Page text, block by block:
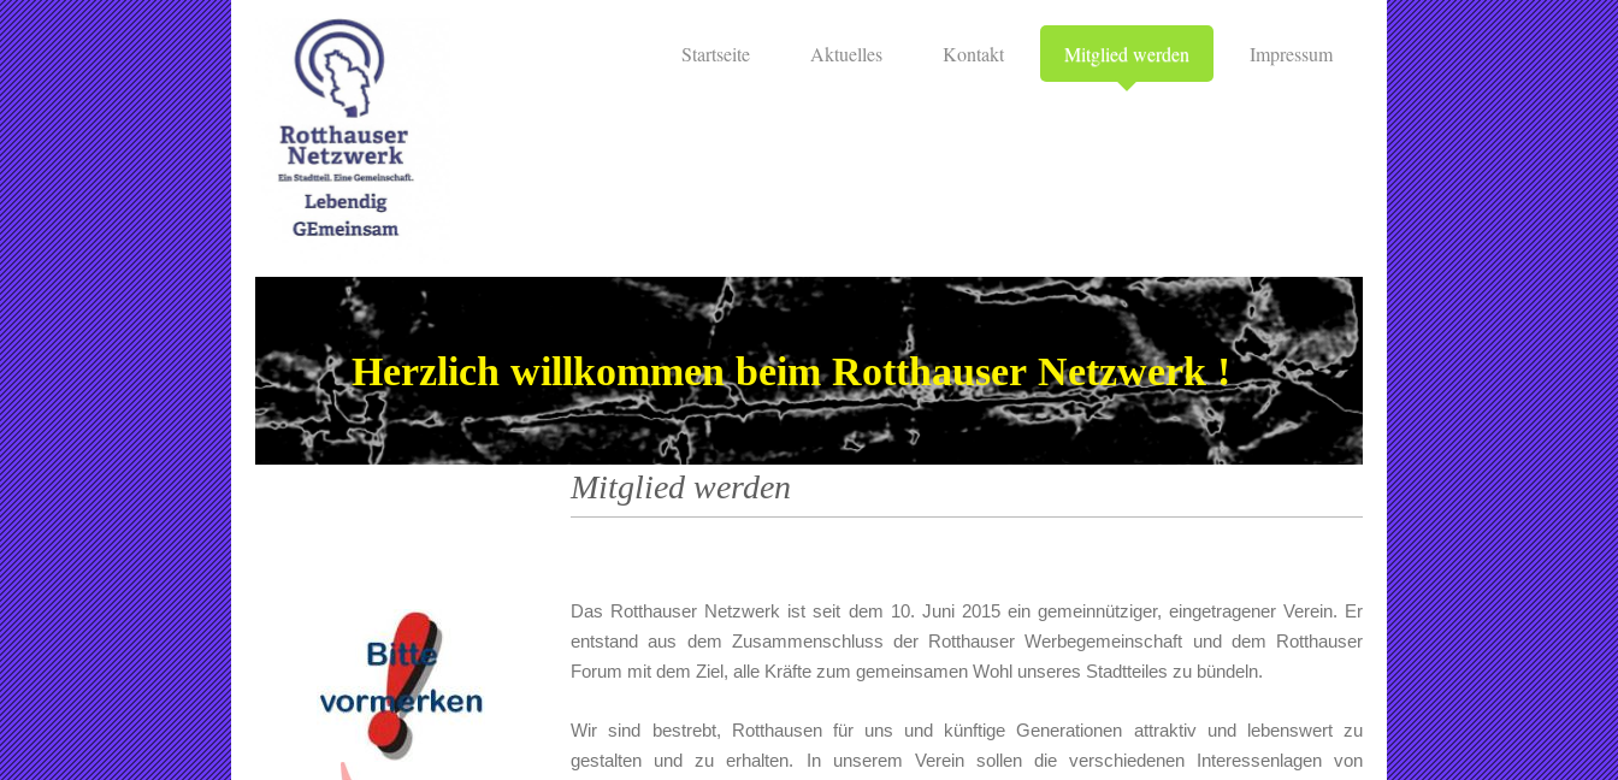
Startseite Aktuelles Kontakt Mitglied werden Impressum
Herzlich willkommen beim Rotthauser Netzwerk !
Mitglied werden
Das Rotthauser Netzwerk ist seit dem 10. Juni 2015 ein gemeinnütziger, eingetragener Verein. Er
entstand aus dem Zusammenschluss der Rotthauser Werbegemeinschaft und dem Rotthauser
Forum mit dem Ziel, alle Kräfte zum gemeinsamen Wohl unseres Stadtteiles zu bündeln.
Wir sind bestrebt, Rotthausen für uns und künftige Generationen attraktiv und lebenswert zu
gestalten und zu erhalten. In unserem Verein sollen die verschiedenen Interessenlagen von